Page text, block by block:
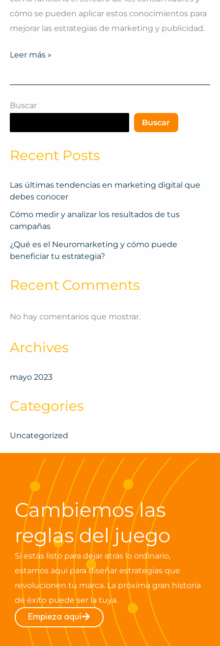
cómo se pueden aplicar estos conocimientos para
mejorar las estrategias de marketing y publicidad.
Leer más »
Buscar
Buscar
Recent Posts
Las últimas tendencias en marketing digital que
debes conocer
Cómo medir y analizar los resultados de tus
campañas
¿Qué es el Neuromarketing y cómo puede
beneficiar tu estrategia?
Recent Comments
No hay comentarios que mostrar.
Archives
mayo 2023
Categories
Uncategorized
Cambiemos las
reglas del juego
Si estás listo para dejar atrás lo ordinario,
estamos aquí para diseñar estrategias que
revolucionen tu marca. La próxima gran historia
de éxito puede ser la tuya.
Empieza aquí